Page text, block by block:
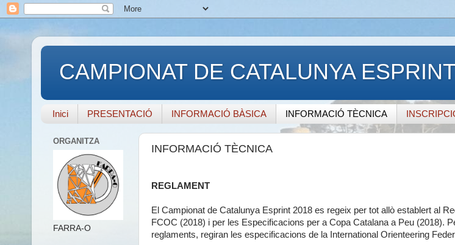
CAMPIONAT DE CATALUNYA
Inici PRESENTACIÓ INFORMACIÓ BÀSICA INFORMACIÓ TÈCNICA
INFORMACIÓ TÈCNICA
REGLAMENT
El Campionat de Catalunya Esprint 2018 es regeix per tot allò establert al
FCOC (2018) i per les Especificacions per a Copa Catalana a Peu (2018).
reglaments, regiran les especificacions de la International Orienteering
ORGANITZA
FARRA-O